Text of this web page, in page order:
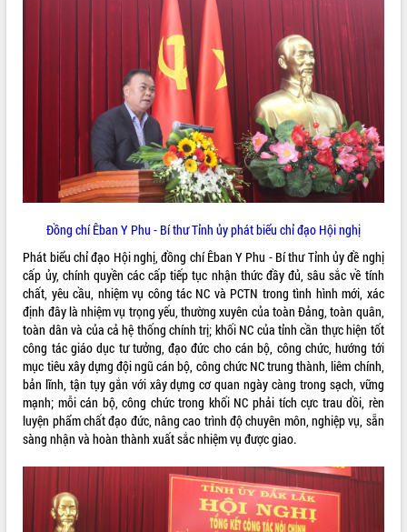
tầng kỹ thuật Cụm công nghiệp Tân
Gặp mặt các cơ quan báo chí nhân Kỷ
niệm 101 năm Ngày Báo chí Cách
Đắk Lắk sơ kết 4 năm triển khai thực
hiện Đề án 06 của Chính phủ
Họp báo thông tin về Hội nghị Công bố
Quy hoạch và Xúc tiến đầu tư tỉnh Đắk
Khơi thông điểm nghẽn, đẩy nhanh
giải ngân vốn khắc phục thiên tai
HĐND tỉnh thông qua điều chỉnh Quy
hoạch tỉnh thời kỳ 2021-2030
Hội thảo góp ý hồ sơ điều chỉnh quy
hoạch tỉnh Đắk Lắk thời kỳ 2021-2030,
tầm nhìn đến năm 2050
Nâng cao hiệu quả hoạt động của các
doanh nghiệp nhà nước
Hội nghị triển khai kết nối mạng
truyền số liệu chuyên dùng phục vụ cơ
quan Đảng, Nhà nước
Lễ phát động chuỗi hoạt động chung
tay làm sạch môi trường
Xã Ea Kar bước chuyển mình trong
công tác cải cách hành chính mô hình
Đồng chí Êban Y Phu - Bí thư Tỉnh ủy phát biểu chỉ đạo Hội nghị
Phát biểu chỉ đạo Hội nghị, đồng chí Êban Y Phu - Bí thư Tỉnh ủy đề nghị
cấp ủy, chính quyền các cấp tiếp tục nhận thức đầy đủ, sâu sắc về tính
chất, yêu cầu, nhiệm vụ công tác NC và PCTN trong tình hình mới, xác
định đây là nhiệm vụ trọng yếu, thường xuyên của toàn Đảng, toàn quân,
toàn dân và của cả hệ thống chính trị; khối NC của tỉnh cần thực hiện tốt
công tác giáo dục tư tưởng, đạo đức cho cán bộ, công chức, hướng tới
mục tiêu xây dựng đội ngũ cán bộ, công chức NC trung thành, liêm chính,
bản lĩnh, tận tụy gắn với xây dựng cơ quan ngày càng trong sạch, vững
mạnh; mỗi cán bộ, công chức trong khối NC phải tích cực trau dồi, rèn
luyện phẩm chất đạo đức, nâng cao trình độ chuyên môn, nghiệp vụ, sẵn
sàng nhận và hoàn thành xuất sắc nhiệm vụ được giao.